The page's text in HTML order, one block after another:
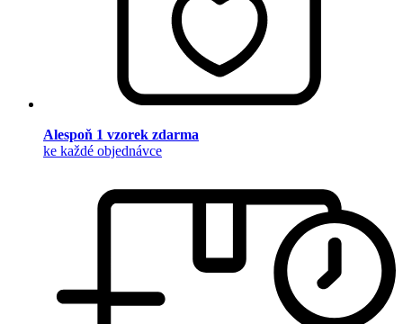
Alespoň 1 vzorek zdarma
ke každé objednávce